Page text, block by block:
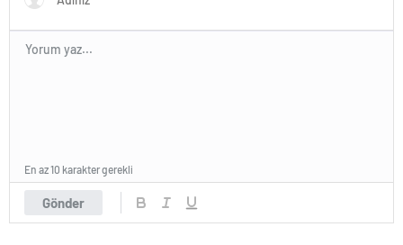
Gönder
En az 10 karakter gerekli